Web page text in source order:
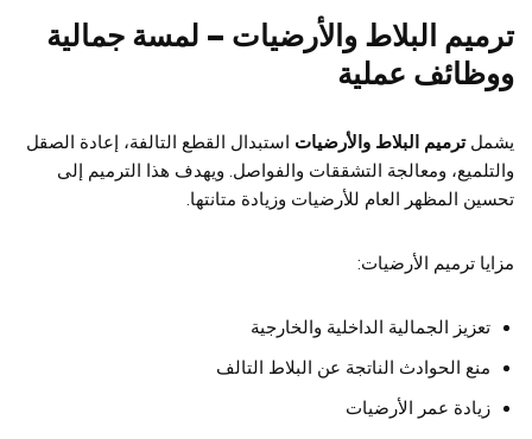
ترميم البلاط والأرضيات – لمسة جمالية
ووظائف عملية
يشملترميم البلاط والأرضيات استبدال القطع التالفة، إعادة الصقل
والتلميع، ومعالجة التشققات والفواصل. ويهدف هذا الترميم إلى
تحسين المظهر العام للأرضيات وزيادة متانتها.
مزايا ترميم الأرضيات:
تعزيز الجمالية الداخلية والخارجية
منع الحوادث الناتجة عن البلاط التالف
زيادة عمر الأرضيات